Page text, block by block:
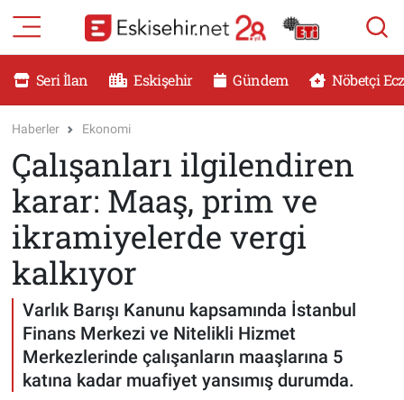
Seri İlan Eskişehir Gündem Nöbetçi
Haberler Ekonomi
Çalışanları ilgilendiren
karar: Maaş, prim ve
ikramiyelerde vergi
kalkıyor
Varlık Barışı Kanunu kapsamında İstanbul
Finans Merkezi ve Nitelikli Hizmet
Merkezlerinde çalışanların maaşlarına 5
katına kadar muafiyet yansımış durumda.
RESMİ İLANLAR
DÜNYA
SAĞLIK
MAGAZİN
KADIN
TEKNOLOJİ
YEMEK
Eskişehir Nöbetçi Eczaneler
Eskişehir Namaz Vakitleri
Eskişehir Trafik Yoğunluk Haritası
Süper Lig Puan Durumu ve Fikstür
Tüm Manşetler
Son Dakika Haberleri
Haber Arşivi